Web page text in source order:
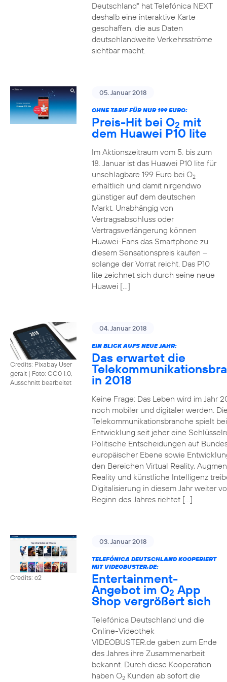
Deutschland“ hat Telefónica NEXT
deshalb eine interaktive Karte
geschaffen, die aus Daten
deutschlandweite Verkehrsströme
sichtbar macht.
05. Januar 2018
OHNE TARIF FÜR NUR 199 EURO:
Preis-Hit bei O2 mit
dem Huawei P10 lite
Im Aktionszeitraum vom 5. bis zum
18. Januar ist das Huawei P10 lite für
unschlagbare 199 Euro bei O2
erhältlich und damit nirgendwo
günstiger auf dem deutschen
Markt. Unabhängig von
Vertragsabschluss oder
Vertragsverlängerung können
Huawei-Fans das Smartphone zu
diesem Sensationspreis kaufen –
solange der Vorrat reicht. Das P10
lite zeichnet sich durch seine neue
Huawei […]
Credits: Pixabay User
geralt | Foto: CC0 1.0,
Ausschnitt bearbeitet
04. Januar 2018
EIN BLICK AUFS NEUE JAHR:
Das erwartet die
in 2018
Keine Frage: Das Leben wird im Jahr
noch mobiler und digitaler werden.
Telekommunikationsbranche spielt
Entwicklung seit jeher eine
Politische Entscheidungen auf
europäischer Ebene sowie
den Bereichen Virtual Reality,
Reality und künstliche Intelligenz
Digitalisierung in diesem Jahr weiter
Beginn des Jahres richtet […]
Credits: o2
03. Januar 2018
TELEFÓNICA DEUTSCHLAND KOOPERIERT
MIT VIDEOBUSTER.DE:
Entertainment-
Angebot im O2 App
Shop vergrößert sich
Telefónica Deutschland und die
Online-Videothek
VIDEOBUSTER.de gaben zum Ende
des Jahres ihre Zusammenarbeit
bekannt. Durch diese Kooperation
haben O2Kunden ab sofort die